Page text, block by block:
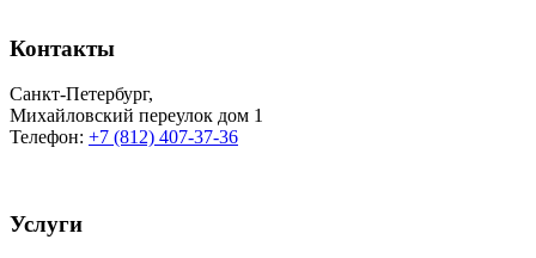
Контакты
Санкт-Петербург,
Михайловский переулок дом 1
Телефон: +7 (812) 407-37-36
Услуги